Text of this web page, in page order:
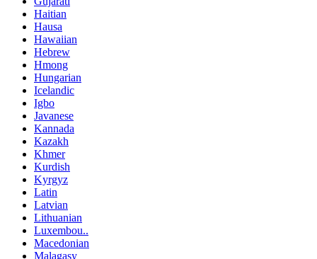
Haitian
Hausa
Hawaiian
Hebrew
Hmong
Hungarian
Icelandic
Igbo
Javanese
Kannada
Kazakh
Khmer
Kurdish
Kyrgyz
Latin
Latvian
Lithuanian
Luxembou..
Macedonian
Malagasy